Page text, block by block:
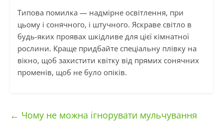
Типова помилка — надмірне освітлення, при
цьому і сонячного, і штучного. Яскраве світло в
будь-яких проявах шкідливе для цієї кімнатної
рослини. Краще придбайте спеціальну плівку на
вікно, щоб захистити квітку від прямих сонячних
променів, щоб не було опіків.
← Чому не можна ігнорувати мульчування